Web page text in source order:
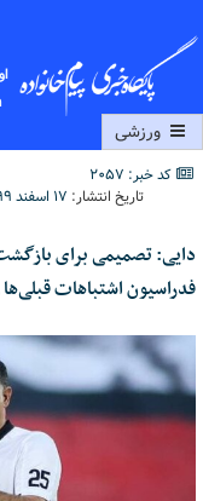
ورزشی
کد خبر: 2057
تاریخ انتشار: ۱۷ اسفند ۱۳۹۹ - ۱۶:۳۸
دایی: تصمیمی برای
فدراسیون اشتباهات قبلی‌ها